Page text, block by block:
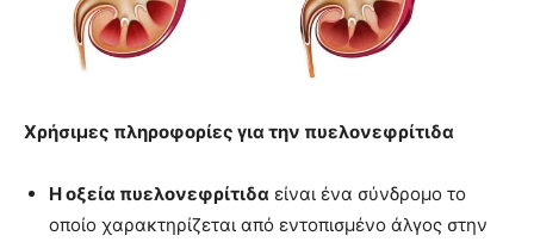
Χρήσιμες πληροφορίες για την πυελονεφρίτιδα
Η οξεία πυελονεφρίτιδα είναι ένα σύνδρομο το
οποίο χαρακτηρίζεται από εντοπισμένο άλγος στην